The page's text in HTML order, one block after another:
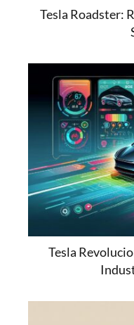
Tesla Roadster:
Tesla